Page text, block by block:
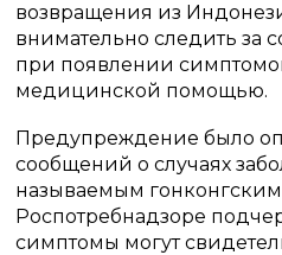
возвращения из
внимательно следить за
при появлении
медицинской помощью.
Предупреждение было
сообщений о случаях
называемым
Роспотребнадзоре
симптомы могут